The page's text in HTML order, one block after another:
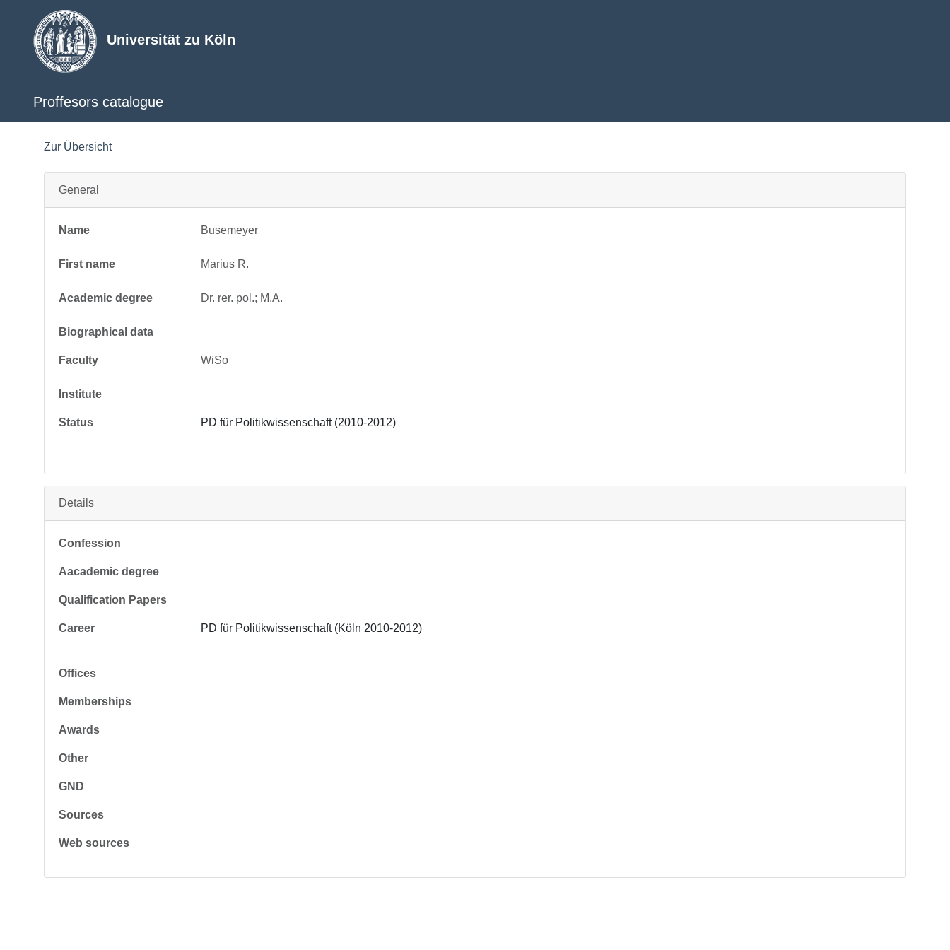
Universität zu Köln
Proffesors catalogue
Zur Übersicht
General
Name Busemeyer
First name Marius R.
Academic degree Dr. rer. pol.; M.A.
Biographical data
Faculty WiSo
Institute
Status PD für Politikwissenschaft (2010-2012)
Details
Confession
Aacademic degree
Qualification Papers
Career PD für Politikwissenschaft (Köln 2010-2012)
Offices
Memberships
Awards
Other
GND
Sources
Web sources